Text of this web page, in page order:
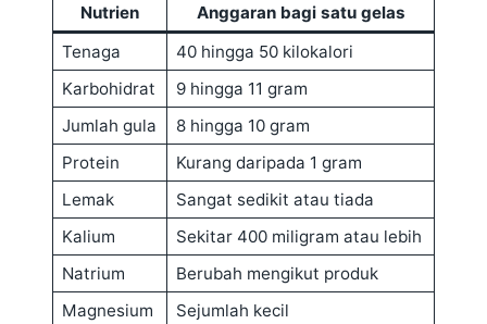
Nutrien
Anggaran bagi satu gelas
Tenaga
40 hingga 50 kilokalori
Karbohidrat
9 hingga 11 gram
Jumlah gula
8 hingga 10 gram
Protein
Kurang daripada 1 gram
Lemak
Sangat sedikit atau tiada
Kalium
Sekitar 400 miligram atau lebih
Natrium
Berubah mengikut produk
Magnesium
Sejumlah kecil